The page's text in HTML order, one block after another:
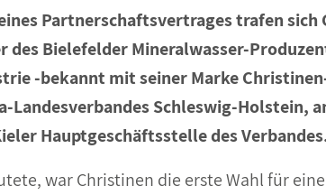
Partnerschaftsvertrages trafen sich
Bielefelder Mineralwasser-
-bekannt mit seiner Marke
Landesverbandes Schleswig-Holstein,
Hauptgeschäftsstelle des
war Christinen die erste Wahl für